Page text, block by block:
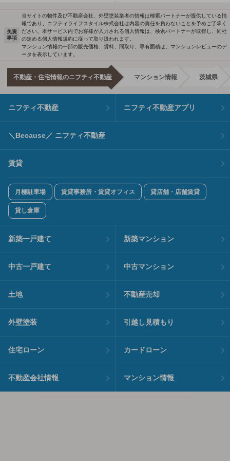
免責
事項
当サイトの物件及び不動産会社、外壁塗装業者の情報は検索パートナーが提供している情
報であり、ニフティライフスタイル株式会社は内容の責任を負わないことを予めご了承く
ださい。本サービス内でお客様が入力される個人情報は、検索パートナーが取得し、同社
の定める個人情報規約に従って取り扱われます。
マンション情報の一部の販売価格、賃料、間取り、専有面積は、マンションレビューのデ
ータを表示しています。
不動産・住宅情報のニフティ不動産 マンション情報 茨城県
ニフティ不動産 ニフティ不動産アプリ
＼Because／ ニフティ不動産
賃貸
月極駐車場 賃貸事務所・賃貸オフィス 貸店舗・店舗賃貸
貸し倉庫
新築一戸建て 新築マンション
中古一戸建て 中古マンション
土地 不動産売却
外壁塗装 引越し見積もり
住宅ローン カードローン
不動産会社情報 マンション情報